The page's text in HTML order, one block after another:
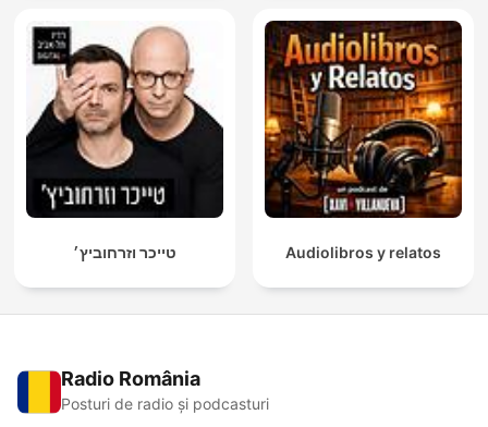
טייכר וזרחוביץ׳ Audiolibros y relatos
Radio România
Posturi de radio și podcasturi